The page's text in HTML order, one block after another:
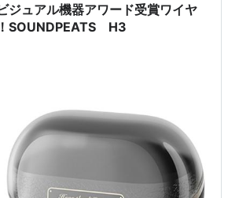
ジュアル機器アワード受賞ワイヤ
SOUNDPEATS H3